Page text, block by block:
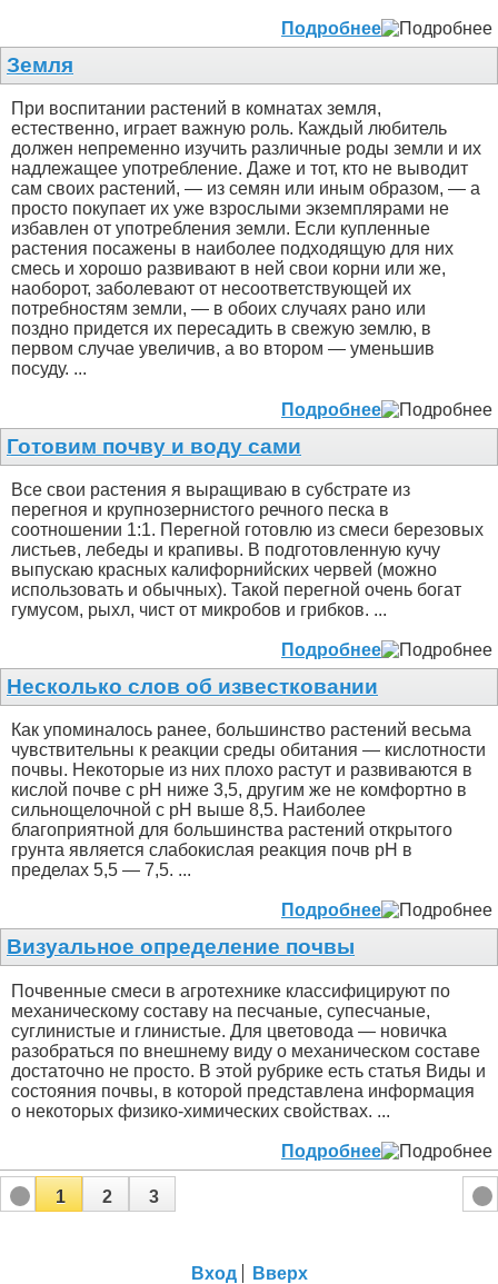
Подробнее
Земля
При воспитании растений в комнатах земля,
естественно, играет важную роль. Каждый любитель
должен непременно изучить различные роды земли и их
надлежащее употребление. Даже и тот, кто не выводит
сам своих растений, — из семян или иным образом, — а
просто покупает их уже взрослыми экземплярами не
избавлен от употребления земли. Если купленные
растения посажены в наиболее подходящую для них
смесь и хорошо развивают в ней свои корни или же,
наоборот, заболевают от несоответствующей их
потребностям земли, — в обоих случаях рано или
поздно придется их пересадить в свежую землю, в
первом случае увеличив, а во втором — уменьшив
посуду. ...
Подробнее
Готовим почву и воду сами
Все свои растения я выращиваю в субстрате из
перегноя и крупнозернистого речного песка в
соотношении 1:1. Перегной готовлю из смеси березовых
листьев, лебеды и крапивы. В подготовленную кучу
выпускаю красных калифорнийских червей (можно
использовать и обычных). Такой перегной очень богат
гумусом, рыхл, чист от микробов и грибков. ...
Подробнее
Несколько слов об известковании
Как упоминалось ранее, большинство растений весьма
чувствительны к реакции среды обитания — кислотности
почвы. Некоторые из них плохо растут и развиваются в
кислой почве с рН ниже 3,5, другим же не комфортно в
сильнощелочной с рН выше 8,5. Наиболее
благоприятной для большинства растений открытого
грунта является слабокислая реакция почв рН в
пределах 5,5 — 7,5. ...
Подробнее
Визуальное определение почвы
Почвенные смеси в агротехнике классифицируют по
механическому составу на песчаные, супесчаные,
суглинистые и глинистые. Для цветовода — новичка
разобраться по внешнему виду о механическом составе
достаточно не просто. В этой рубрике есть статья Виды и
состояния почвы, в которой представлена информация
о некоторых физико-химических свойствах. ...
Подробнее
1 2 3
Вход Вверх